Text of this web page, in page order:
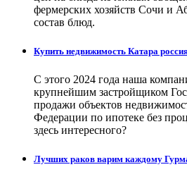
фермерских хозяйств Сочи и
состав блюд.
Купить недвижимость Катара
С этого 2024 года наша
крупнейшим застройщиком
продажи объектов
Федерации по ипотеке без
здесь интересного?
Лучших раков варим каждому